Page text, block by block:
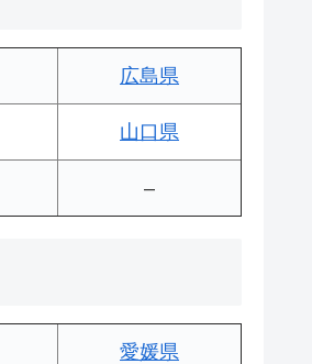
広島県
山口県
–
愛媛県